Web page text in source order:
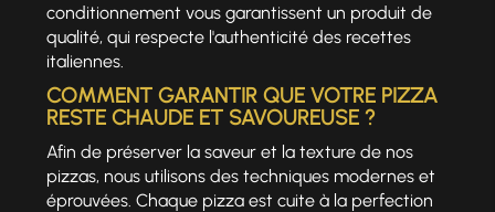
conditionnement vous garantissent un produit de
qualité, qui respecte l'authenticité des recettes
italiennes.
COMMENT GARANTIR QUE VOTRE PIZZA
RESTE CHAUDE ET SAVOUREUSE ?
Afin de préserver la saveur et la texture de nos
pizzas, nous utilisons des techniques modernes et
éprouvées. Chaque pizza est cuite à la perfection